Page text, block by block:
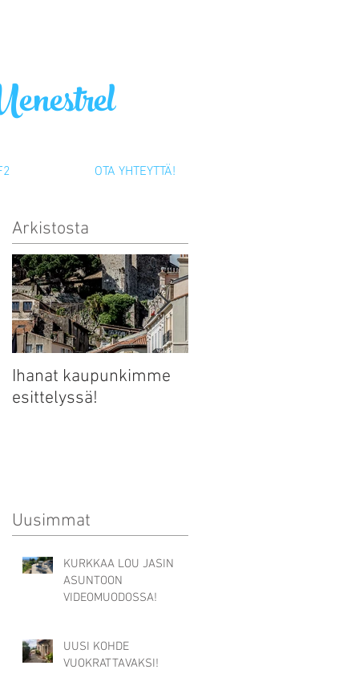
OTA YHTEYTTÄ!
Arkistosta
Ihanat kaupunkimme
esittelyssä!
Uusimmat
KURKKAA LOU JASIN
ASUNTOON
VIDEOMUODOSSA!
UUSI KOHDE
VUOKRATTAVAKSI!